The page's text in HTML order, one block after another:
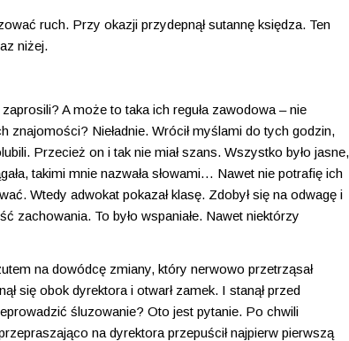
ruch. Przy okazji przydepnął sutannę księdza. Ten
niżej.
A może to taka ich reguła zawodowa – nie
Nieładnie. Wrócił myślami do tych godzin,
Przecież on i tak nie miał szans. Wszystko było jasne,
takimi mnie nazwała słowami… Nawet nie potrafię ich
Wtedy adwokat pokazał klasę. Zdobył się na odwagę i
zachowania. To było wspaniałe. Nawet niektórzy
na dowódcę zmiany, który nerwowo przetrząsał
się obok dyrektora i otwarł zamek. I stanął przed
śluzowanie? Oto jest pytanie. Po chwili
na dyrektora przepuścił najpierw pierwszą